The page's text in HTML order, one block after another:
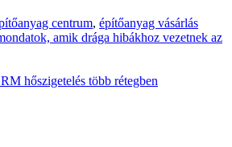
centrum, építőanyag vásárlás
amik drága hibákhoz vezetnek az
hőszigetelés több rétegben